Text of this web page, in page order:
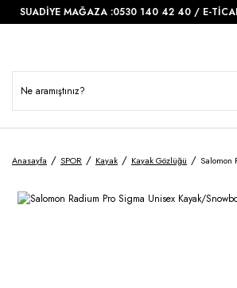
SUADİYE MAĞAZA :0530 140 42 40 / E-
Anasayfa SPOR Kayak Kayak Gözlüğü Salomon